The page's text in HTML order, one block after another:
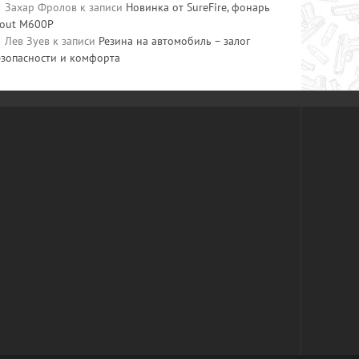
Захар Фролов к записи Новинка от SureFire, фонарь
M600P
Лев Зуев к записи Резина на автомобиль – залог
и комфорта